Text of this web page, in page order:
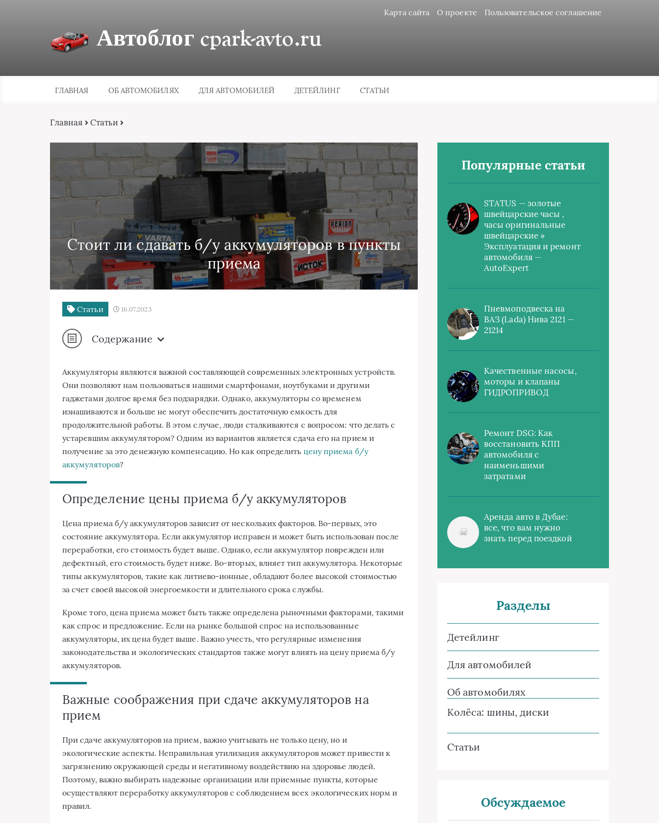
Карта сайта О проекте Пользовательское соглашение
Автоблог cpark-avto.ru
ГЛАВНАЯ ОБ АВТОМОБИЛЯХ ДЛЯ АВТОМОБИЛЕЙ ДЕТЕЙЛИНГ СТАТЬИ
Главная Статьи
Стоит ли сдавать б/у аккумуляторов в пункты
приема
Статьи 16.07.2023
Содержание
Аккумуляторы являются важной составляющей современных электронных устройств.
Они позволяют нам пользоваться нашими смартфонами, ноутбуками и другими
гаджетами долгое время без подзарядки. Однако, аккумуляторы со временем
изнашиваются и больше не могут обеспечить достаточную емкость для
продолжительной работы. В этом случае, люди сталкиваются с вопросом: что делать с
устаревшим аккумулятором? Одним из вариантов является сдача его на прием и
получение за это денежную компенсацию. Но как определить цену приема б/у
аккумуляторов?
Определение цены приема б/у аккумуляторов
Цена приема б/у аккумуляторов зависит от нескольких факторов. Во-первых, это
состояние аккумулятора. Если аккумулятор исправен и может быть использован после
переработки, его стоимость будет выше. Однако, если аккумулятор поврежден или
дефектный, его стоимость будет ниже. Во-вторых, влияет тип аккумулятора. Некоторые
типы аккумуляторов, такие как литиево-ионные, обладают более высокой стоимостью
за счет своей высокой энергоемкости и длительного срока службы.
Кроме того, цена приема может быть также определена рыночными факторами, такими
как спрос и предложение. Если на рынке большой спрос на использованные
аккумуляторы, их цена будет выше. Важно учесть, что регулярные изменения
законодательства и экологических стандартов также могут влиять на цену приема б/у
аккумуляторов.
Важные соображения при сдаче аккумуляторов на
прием
При сдаче аккумуляторов на прием, важно учитывать не только цену, но и
экологические аспекты. Неправильная утилизация аккумуляторов может привести к
загрязнению окружающей среды и негативному воздействию на здоровье людей.
Поэтому, важно выбирать надежные организации или приемные пункты, которые
осуществляют переработку аккумуляторов с соблюдением всех экологических норм и
правил.
Популярные статьи
STATUS — золотые
швейцарские часы ,
часы оригинальные
швейцарские »
Эксплуатация и ремонт
автомобиля —
AutoExpert
Пневмоподвеска на
ВАЗ (Lada) Нива 2121 —
21214
Качественные насосы,
моторы и клапаны
ГИДРОПРИВОД
Ремонт DSG: Как
восстановить КПП
автомобиля с
наименьшими
затратами
Аренда авто в Дубае:
все, что вам нужно
знать перед поездкой
Разделы
Детейлинг
Для автомобилей
Об автомобилях
Колёса: шины, диски
Статьи
Обсуждаемое